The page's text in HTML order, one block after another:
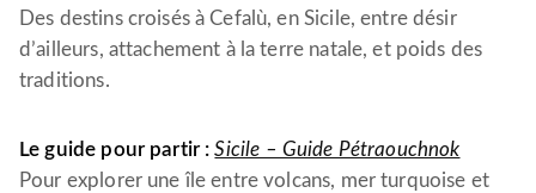
Des destins croisés à Cefalù, en Sicile, entre désir
d’ailleurs, attachement à la terre natale, et poids des
traditions.
Le guide pour partir :Sicile – Guide Pétraouchnok
Pour explorer une île entre volcans, mer turquoise et